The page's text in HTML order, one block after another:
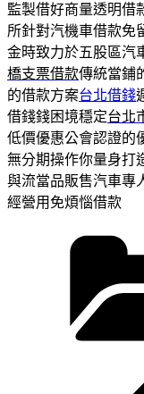
監製借好商量透明借
所針對汽機車借款免
金時致力於五股區汽
橋支票借款傳統當鋪
的借款方案台北借錢
借錢錢困境穩定台北
低價優惠公會認證的
無分期操作你量身打
與流當品販售汽車專
經營用免煩惱借款